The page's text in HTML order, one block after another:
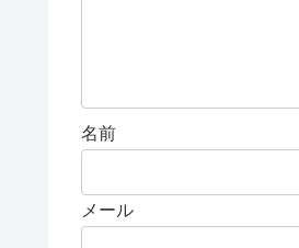
名前
メール